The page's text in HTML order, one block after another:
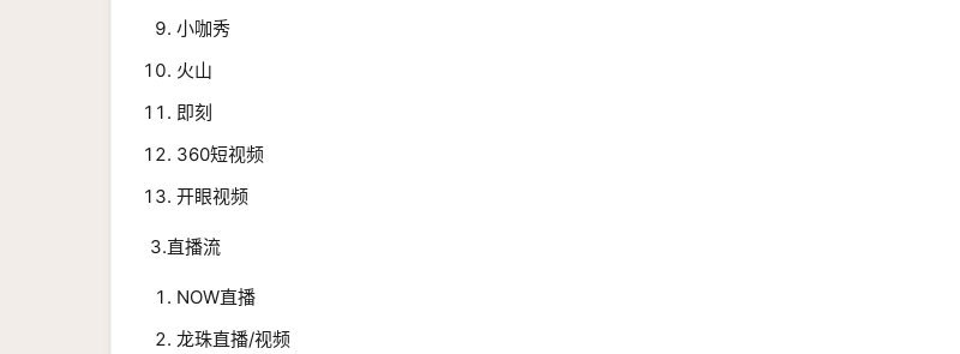
小咖秀
火山
即刻
360短视频
开眼视频
3.直播流
NOW直播
龙珠直播/视频